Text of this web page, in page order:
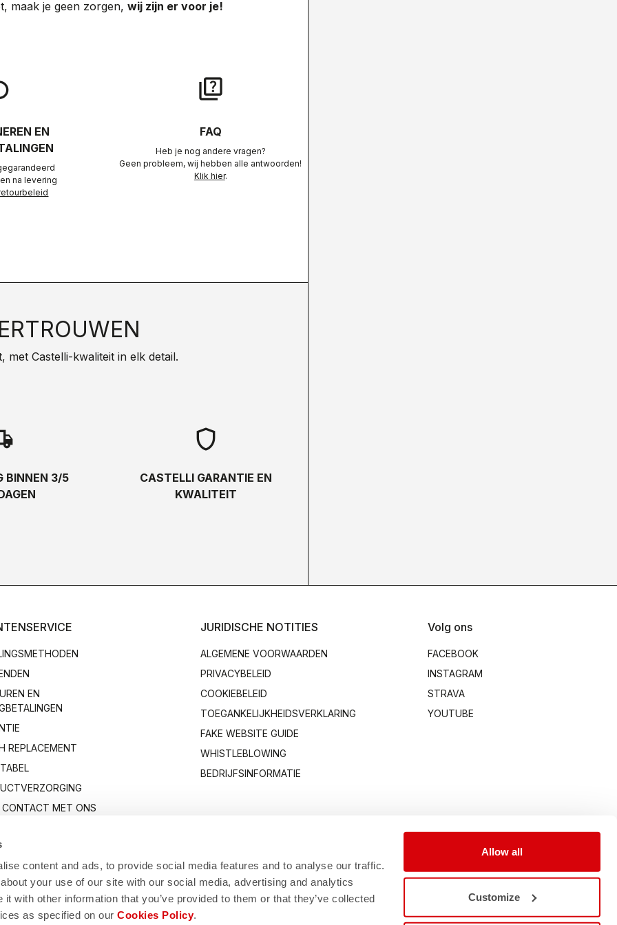
content and ads, to provide social media features and to analyse our traffic.
your use of our site with our social media, advertising and analytics
with other information that you’ve provided to them or that they’ve collected
as specified on ourCookies Policy.
Allow all
Customize
maak je geen zorgen, wij zijn er voor je!
EN
na levering
quiz
FAQ
Heb je nog andere vragen?
Geen probleem, wij hebben alle antwoorden!
Klik hier.
met Castelli-kwaliteit in elk detail.
BINNEN 3/5
shield
CASTELLI GARANTIE EN
KWALITEIT
EN
REPLACEMENT
CONTACT MET ONS
JURIDISCHE NOTITIES
ALGEMENE VOORWAARDEN
PRIVACYBELEID
COOKIEBELEID
TOEGANKELIJKHEIDSVERKLARING
FAKE WEBSITE GUIDE
WHISTLEBLOWING
BEDRIJFSINFORMATIE
Volg ons
FACEBOOK
INSTAGRAM
STRAVA
YOUTUBE